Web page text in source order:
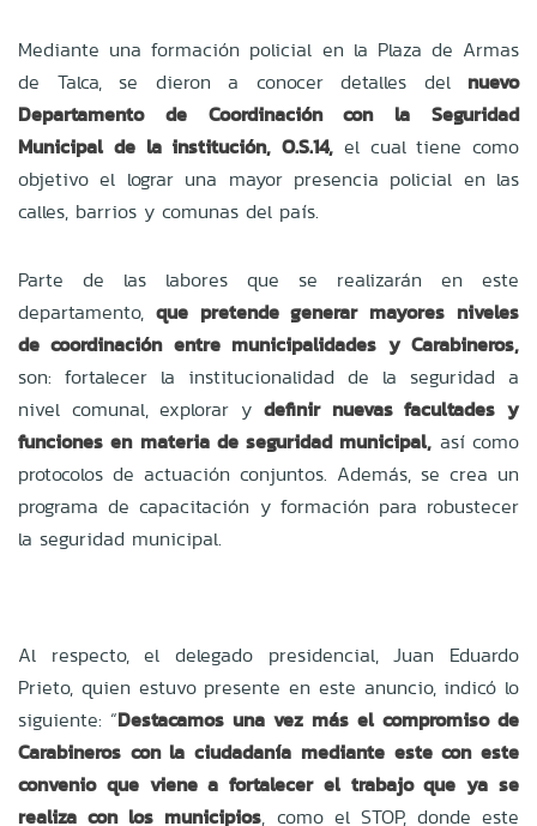
Mediante una formación policial en la Plaza de Armas
de Talca, se dieron a conocer detalles del nuevo
Departamento de Coordinación con la Seguridad
Municipal de la institución, O.S.14, el cual tiene como
objetivo el lograr una mayor presencia policial en las
calles, barrios y comunas del país.
Parte de las labores que se realizarán en este
departamento, que pretende generar mayores niveles
de coordinación entre municipalidades y Carabineros,
son: fortalecer la institucionalidad de la seguridad a
nivel comunal, explorar y definir nuevas facultades y
funciones en materia de seguridad municipal, así como
protocolos de actuación conjuntos. Además, se crea un
programa de capacitación y formación para robustecer
la seguridad municipal.
Al respecto, el delegado presidencial, Juan Eduardo
Prieto, quien estuvo presente en este anuncio, indicó lo
siguiente: “Destacamos una vez más el compromiso de
Carabineros con la ciudadanía mediante este con este
convenio que viene a fortalecer el trabajo que ya se
realiza con los municipios, como el STOP, donde este